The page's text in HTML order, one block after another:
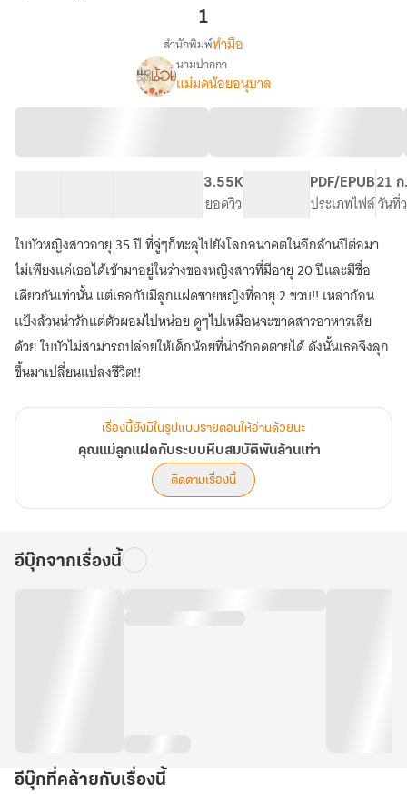
สมบัติ
เล่ม
1
เรื่อง
คุณ
แม่
กับ
ระบบ
หีบ
สมบัติ
พัน
ล้าน
เท่า
สำนักพิมพ์ทำมือ
นามปากกา
แม่มดน้อยอนุบาล
3.55K
ยอดวิว
PDF/EPUB
ประเภทไฟล์
21
วันที่
ใบบัวหญิงสาวอายุ 35 ปี ที่จู่ๆก็ทะลุไปยังโลกอนาคตในอีกล้านปีต่อมา
ไม่เพียงแค่เธอได้เข้ามาอยู่ในร่างของหญิงสาวที่มีอายุ 20 ปีและมีชื่อ
เดียวกันเท่านั้น แต่เธอกับมีลูกแฝดชายหญิงที่อายุ 2 ขวบ!! เหล่าก้อน
แป้งล้วนน่ารักแต่ตัวผอมไปหน่อย ดูๆไปเหมือนจะขาดสารอาหารเสีย
ด้วย ใบบัวไม่สามารถปล่อยให้เด็กน้อยที่น่ารักอดตายได้ ดังนั้นเธอจึงลุก
ขึ้นมาเปลี่ยนแปลงชีวิต!!
เรื่องนี้ยังมีในรูปแบบรายตอนให้อ่านด้วยนะ
คุณแม่ลูกแฝดกับระบบหีบสมบัติพันล้านเท่า
ติดตามเรื่องนี้
อีบุ๊กจากเรื่องนี้
อีบุ๊กที่คล้ายกับเรื่องนี้